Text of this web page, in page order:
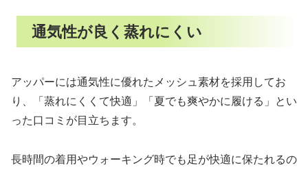
通気性が良く蒸れにくい
アッパーには通気性に優れたメッシュ素材を採用してお
り、「蒸れにくくて快適」「夏でも爽やかに履ける」とい
った口コミが目立ちます。
長時間の着用やウォーキング時でも足が快適に保たれるの